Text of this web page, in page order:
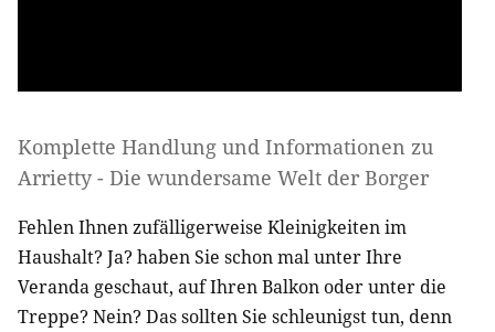
Komplette Handlung und Informationen zu
Arrietty - Die wundersame Welt der Borger
Fehlen Ihnen zufälligerweise Kleinigkeiten im
Haushalt? Ja? haben Sie schon mal unter Ihre
Veranda geschaut, auf Ihren Balkon oder unter die
Treppe? Nein? Das sollten Sie schleunigst tun, denn